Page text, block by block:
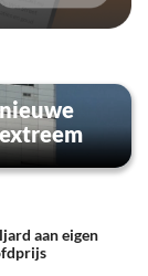
aan eigen